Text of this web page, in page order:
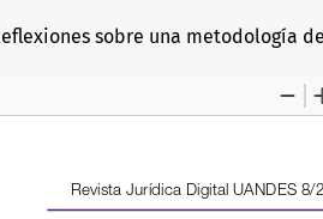
sobre una metodología